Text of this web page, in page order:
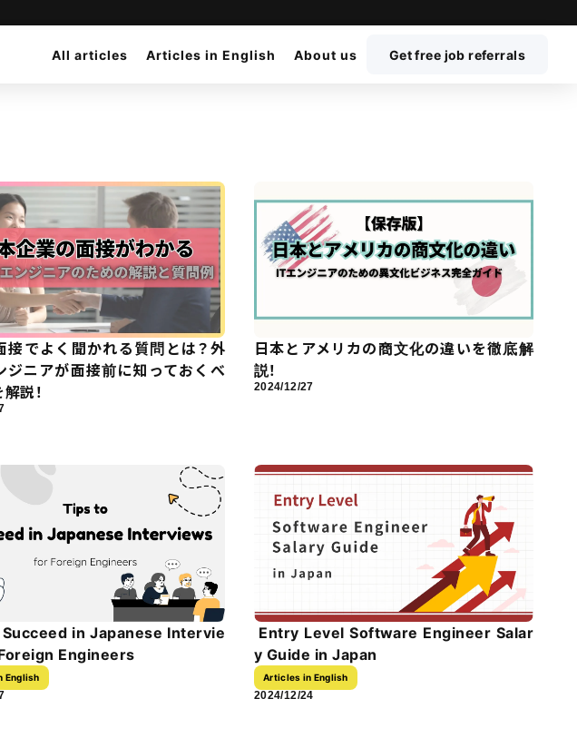
All articles Articles in English About us Get free job referrals
接でよく聞かれる質問とは？外
ジニアが面接前に知っておくべ
説！
日本とアメリカの商文化の違いを徹底解
説！
2024/12/27
in Japanese Intervie
Engineers
English
Entry Level Software Engineer Salar
y Guide in Japan
Articles in English
2024/12/24